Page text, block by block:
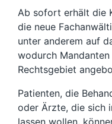
Ab sofort erhält die
die neue
unter anderem auf
wodurch
Rechtsgebiet
Patienten, die
oder Ärzte, die sich
lassen wollen,